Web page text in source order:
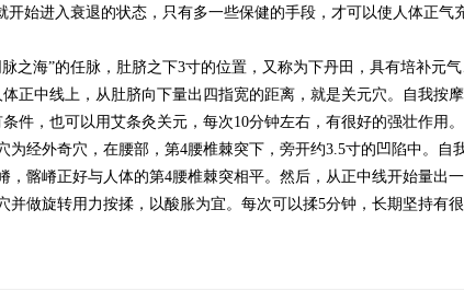
始进入衰退的状态，只有多一些保健的手段，才可以使人体正
海”的任脉，肚脐之下3寸的位置，又称为下丹田，具有培补元
正中线上，从肚脐向下量出四指宽的距离，就是关元穴。自我按
，也可以用艾条灸关元，每次10分钟左右，有很好的强壮作用。
奇穴，在腰部，第4腰椎棘突下，旁开约3.5寸的凹陷中。自
髂嵴正好与人体的第4腰椎棘突相平。然后，从正中线开始量出
做旋转用力按揉，以酸胀为宜。每次可以揉5分钟，长期坚持有很